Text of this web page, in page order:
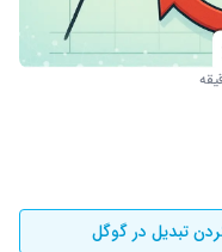
تبدیل در گوگل